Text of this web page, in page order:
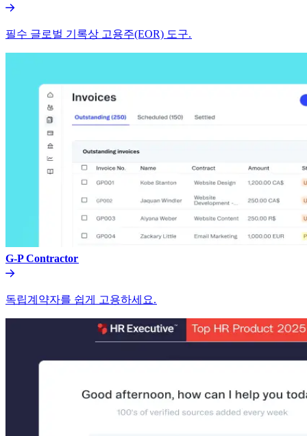
필수 글로벌 기록상 고용주(EOR) 도구.​​
G-P Contractor​​
독립계약자를 쉽게 고용하세요.​​